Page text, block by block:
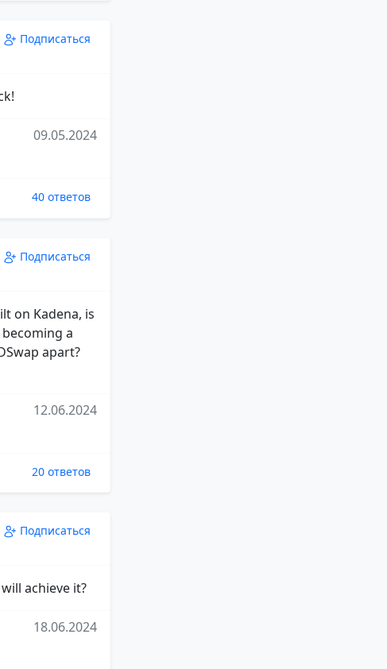
Подписаться
09.05.2024
40 ответов
Подписаться
on Kadena, is
a
apart?
12.06.2024
20 ответов
Подписаться
achieve it?
18.06.2024